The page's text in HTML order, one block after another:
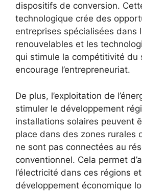
dispositifs ⁢de conversion.
technologique crée⁢ des
entreprises spécialisées dans
renouvelables et les​
⁣qui stimule la compétitivité du
encourage⁣ l’entrepreneuriat.
De plus, ‌l’exploitation de
stimuler le développement
installations solaires peuvent
‍place dans des⁣ zones rurales
ne sont ​pas connectées au
conventionnel. Cela permet
l’électricité dans ces ⁤régions
développement économique